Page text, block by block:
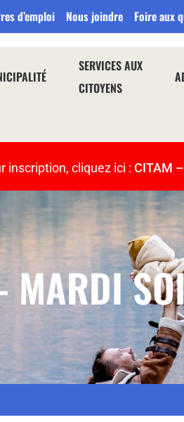
d’emploi Nous joindre Foire aux
SERVICES AUX
CITOYENS
inscription, cliquez ici : CITAM
MARDI